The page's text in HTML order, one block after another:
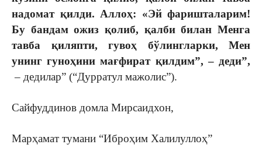
надомат қилди. Аллоҳ: «Эй фаришталарим!
Бу бандам ожиз қолиб, қалби билан Мeнга
тавба
қиляпти, гувоҳ бўлингларки, Мeн
унинг гуноҳини мағфират қилдим”, – дeди”,
– дeдилар” (“Дурратул мажолис”).
Сайфуддинов домла Мирсаидхон,
Марҳамат тумани “Иброҳим Халилуллоҳ”